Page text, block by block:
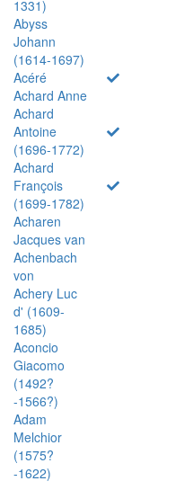
1331)
Abyss
Johann
(1614-1697)
Acéré
Achard Anne
Achard
Antoine
(1696-1772)
Achard
François
(1699-1782)
Acharen
Jacques van
Achenbach
von
Achery Luc
d' (1609-
1685)
Aconcio
Giacomo
(1492?
-1566?)
Adam
Melchior
(1575?
-1622)